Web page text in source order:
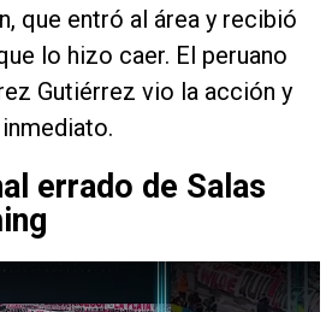
que entró al área y recibió
lo hizo caer. El peruano
Gutiérrez vio la acción y
errado de Salas